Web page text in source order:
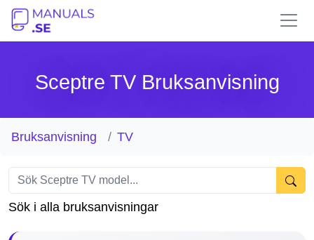
Sceptre TV Bruksanvisning
Bruksanvisning TV
Sök i alla bruksanvisningar